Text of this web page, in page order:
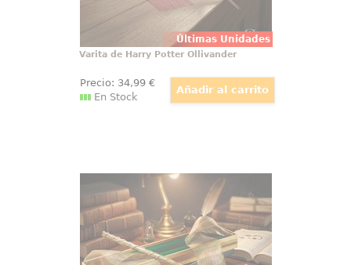
Últimas Unidades
Varita de Harry Potter Ollivander
Precio: 34,99€
En Stock
Varita Hermione Granger Ollivander
Preciosa réplica oficial de la varita
de Hermione Granger, amiga de
Harry Potter. Viene en caja de
regalo con una cenefa de adorno.
Realizada en resina (Polyresin).
Escala 1:1,